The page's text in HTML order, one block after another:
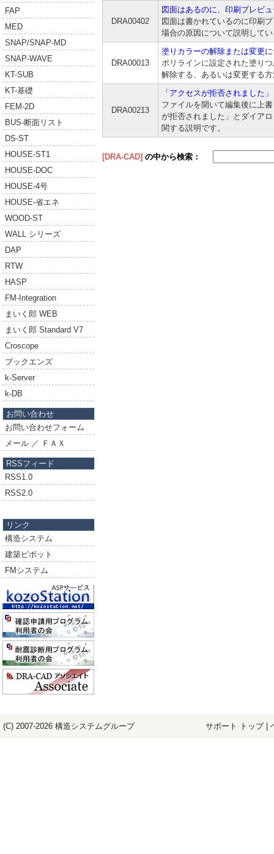
FAP
MED
SNAP/SNAP-MD
SNAP-WAVE
KT-SUB
KT-基礎
FEM-2D
BUS-断面リスト
DS-ST
HOUSE-ST1
HOUSE-DOC
HOUSE-4号
HOUSE-省エネ
WOOD-ST
WALL シリーズ
DAP
RTW
HASP
FM-Integration
まいく郎 WEB
まいく郎 Standard V7
Croscope
ブックエンズ
k-Server
k-DB
お問い合わせ
お問い合わせフォーム
メール ／ ＦＡＸ
RSSフィード
RSS1.0
RSS2.0
リンク
構造システム
建築ピボット
FMシステム
DRA00402
図面はあるのに、印刷プレビ
図面は書かれているのに印刷
場合の原因について説明して
DRA00013
塗りカラーの解除または変更
ポリラインに設定された塗り
解除する、あるいは変更する
DRA00213
「アクセスが拒否されました
ファイルを開いて編集後に上
が拒否されました」とダイア
関する説明です。
[DRA-CAD] の中から検索：
(C) 2007-2026 構造システムグループ サポート トップ|